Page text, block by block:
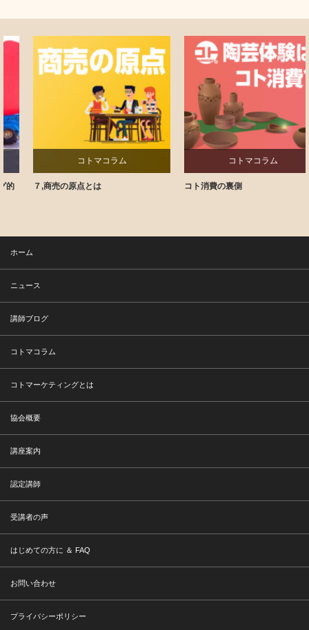
コトマコラム
７,商売の原点とは
コトマコラム
コト消費の裏側
ホーム
ニュース
講師ブログ
コトマコラム
コトマーケティングとは
協会概要
講座案内
認定講師
受講者の声
はじめての方に ＆ FAQ
お問い合わせ
プライバシーポリシー